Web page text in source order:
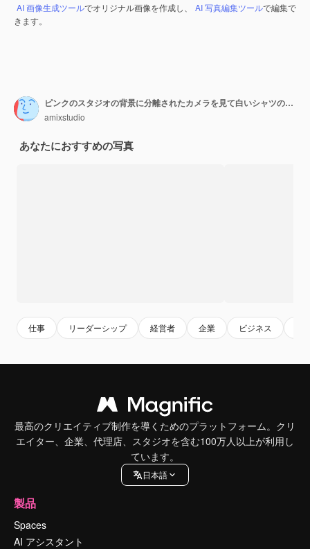
AI 画像生成ツールでオリジナル画像を作成し、 AI 写真編集ツールで編集で
きます。
ピンクのスタジオの背景に分離されたカメラを見て白いシャツの美しい金髪のオフィスの女の子の肖像画
amixstudio
あなたにおすすめの写真
仕事 リーダーシップ 経営者 企業 ビジネス
最高のクリエイティブ制作を導くためのプラットフォーム。クリ
エイター、企業、代理店、スタジオを含む100万人以上が利用し
ています。
日本語
製品
Spaces
AI アシスタント